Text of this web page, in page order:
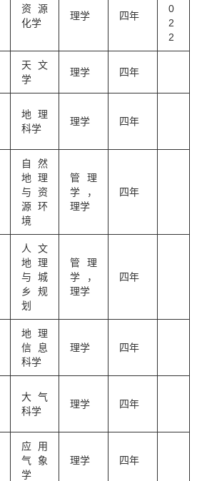
资源
化学
理学 四年
0
2
2
天文
学
理学 四年
地理
科学
理学 四年
自然
地理
与资
源环
境
管理
学，
理学
四年
人文
地理
与城
乡规
划
管理
学，
理学
四年
地理
信息
科学
理学 四年
大气
科学
理学 四年
应用
气象
学
理学 四年